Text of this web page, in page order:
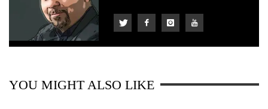
YOU MIGHT ALSO LIKE